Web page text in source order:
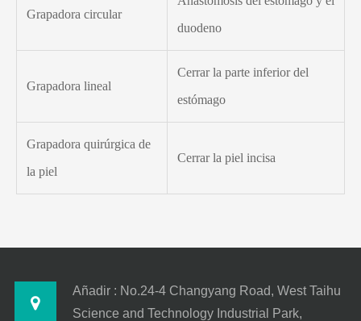
Grapadora circular
duodeno
Grapadora lineal
Cerrar la parte inferior del
estómago
Grapadora quirúrgica de
la piel
Cerrar la piel incisa
Añadir : No.24-4 Changyang Road, West Taihu
Science and Technology Industrial Park,